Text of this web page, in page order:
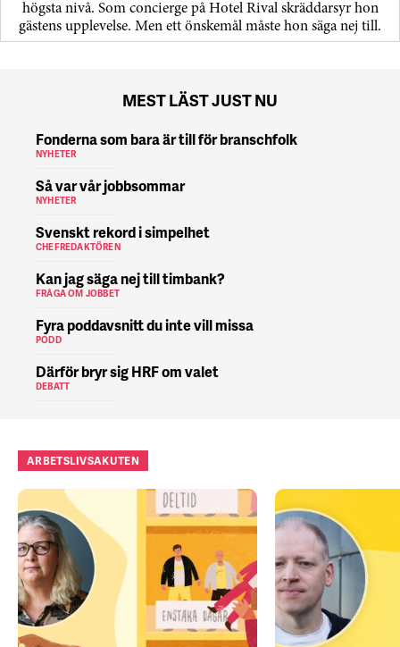
högsta nivå. Som concierge på Hotel Rival skräddarsyr hon
gästens upp­levelse. Men ett önskemål måste hon säga nej till.
MEST LÄST JUST NU
Fonderna som bara är till för branschfolk
NYHETER
Så var vår jobbsommar
NYHETER
Svenskt rekord i simpelhet
CHEFREDAKTÖREN
Kan jag säga nej till timbank?
FRÅGA OM JOBBET
Fyra poddavsnitt du inte vill missa
PODD
Därför bryr sig HRF om valet
DEBATT
ARBETSLIVSAKUTEN